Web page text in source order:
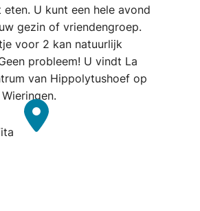
U kunt een hele avond
gezin of vriendengroep.
voor 2 kan natuurlijk
probleem! U vindt La
van Hippolytushoef op